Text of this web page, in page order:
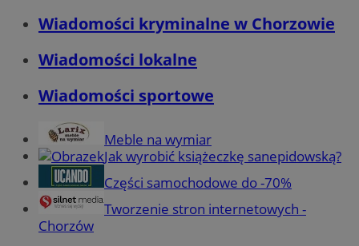
Wiadomości kryminalne w Chorzowie
Wiadomości lokalne
Wiadomości sportowe
Meble na wymiar
Jak wyrobić książeczkę sanepidowską?
Części samochodowe do -70%
Tworzenie stron internetowych -
Chorzów